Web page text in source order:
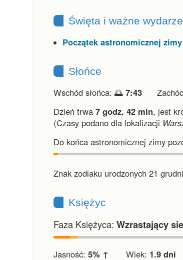
Święta i ważne
Początek astronomicznej
Słońce
Wschód słońca: 🌅 7:43
Dzień trwa 7 godz. 42 min, jest
(Czasy podano dla lokalizacji
Do końca astronomicznej zimy
Znak zodiaku urodzonych 21
Księżyc
Faza Księżyca: Wzrastający
Jasność: 5% ↑ Wiek: 1.9 dni